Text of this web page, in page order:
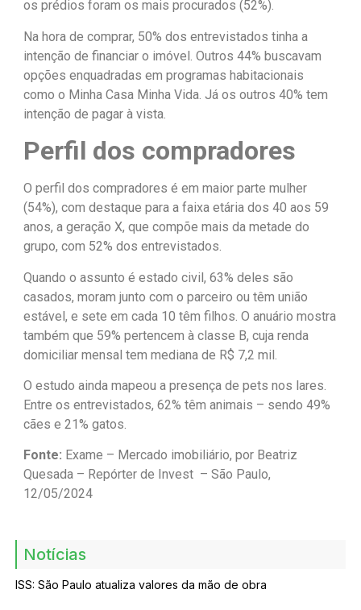
os prédios foram os mais procurados (52%).
Na hora de comprar, 50% dos entrevistados tinha a
intenção de financiar o imóvel. Outros 44% buscavam
opções enquadradas em programas habitacionais
como o Minha Casa Minha Vida. Já os outros 40% tem
intenção de pagar à vista.
Perfil dos compradores
O perfil dos compradores é em maior parte mulher
(54%), com destaque para a faixa etária dos 40 aos 59
anos, a geração X, que compõe mais da metade do
grupo, com 52% dos entrevistados.
Quando o assunto é estado civil, 63% deles são
casados, moram junto com o parceiro ou têm união
estável, e sete em cada 10 têm filhos. O anuário mostra
também que 59% pertencem à classe B, cuja renda
domiciliar mensal tem mediana de R$ 7,2 mil.
O estudo ainda mapeou a presença de pets nos lares.
Entre os entrevistados, 62% têm animais – sendo 49%
cães e 21% gatos.
Fonte: Exame – Mercado imobiliário, por Beatriz
Quesada – Repórter de Invest – São Paulo,
12/05/2024
Notícias
ISS: São Paulo atualiza valores da mão de obra